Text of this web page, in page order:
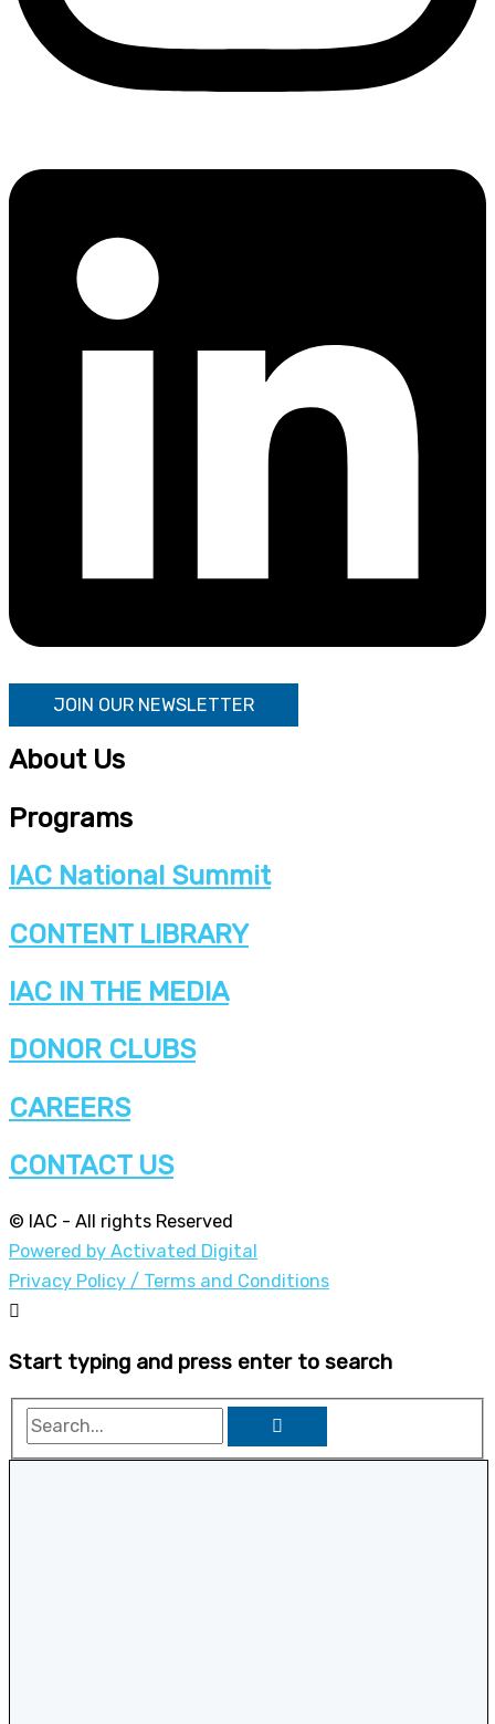
JOIN OUR NEWSLETTER
About Us
Programs
IAC National Summit
CONTENT LIBRARY
IAC IN THE MEDIA
DONOR CLUBS
CAREERS
CONTACT US
© IAC - All rights Reserved
Powered by Activated Digital
Privacy Policy / Terms and Conditions
Start typing and press enter to search